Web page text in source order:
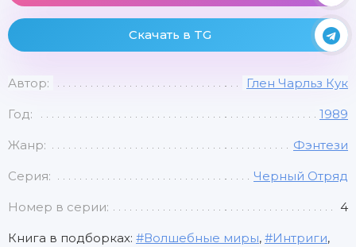
Скачать в TG
Автор: Глен Чарльз Кук
Год: 1989
Жанр: Фэнтези
Серия: Черный Отряд
Номер в серии: 4
Книга в подборках: Волшебные миры, Интриги,